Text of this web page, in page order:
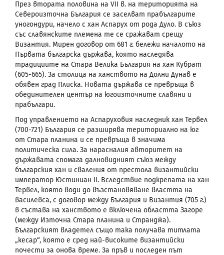
През втората половина на VII в. на територията на
Североизточна България се заселват прабългарите
уногондури, начело с хан Аспарух от рода Дуло. В съюз
със славянските племена те се сражават срещу
Византия. Мирен договор от 681 г. бележи началото на
Първата българска държава, която наследява
традициите на Стара Велика България на хан Кубрат
(605-665). За столица на ханството на Долни Дунав е
обявен град Плиска. Новата държава се превръща в
обединителен център на югоизточните славяни и
прабългари.
Под управлението на Аспаруховия наследник хан Тервел
(700-721) България се разширява териториално на юг
от Стара планина и се превръща в значима
политическа сила. За нарасналия авторитет на
държавата спомага далновидният съюз между
българския хан и сваления от престола византийски
император Юстиниан II. Вследствие подкрепата на хан
Тервел, която води до възстановяване властта на
василевса, с договор между България и Византия (705 г.)
в състава на ханството е включена областта Загоре
(между Източна Стара планина и Странджа).
Българският владетел също така получава титлата
„кесар“, която е сред най-високите византийски
почести за онова време. За пръв и последен път